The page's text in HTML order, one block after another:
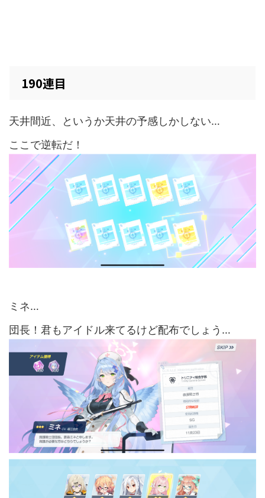
190連目
天井間近、というか天井の予感しかしない…
ここで逆転だ！
ミネ…
団長！君もアイドル来てるけど配布でしょう…